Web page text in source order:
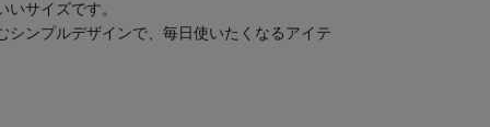
いサイズです。
シンプルデザインで、毎日使いたくなるアイテ